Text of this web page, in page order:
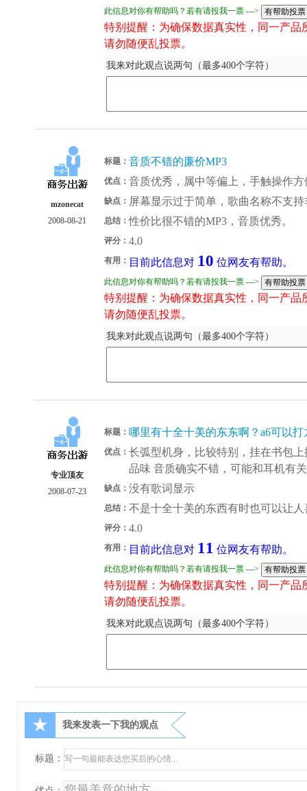
此信息对你有帮助吗？若有请投我一票 --->
特别提醒：为确保数据真实性，同一产
请勿随便乱投票。
我来对此观点说两句（最多400个字符）
mzonecat
2008-08-21
标题： 音质不错的廉价MP3
优点： 音质优秀，属中等偏上，手触操作
缺点： 屏幕显示过于简单，歌曲名称不支
总结：性价比很不错的MP3，音质优秀。
评分： 4.0
有用： 目前此信息对 10 位网友有帮助。
此信息对你有帮助吗？若有请投我一票 --->
特别提醒：为确保数据真实性，同一产
请勿随便乱投票。
我来对此观点说两句（最多400个字符）
专业顶友
2008-07-23
标题： 哪里有十全十美的东东啊？a6可以打
优点： 长弧型机身，比较特别，挂在书包
品味 音质确实不错，可能和耳机有
缺点： 没有歌词显示
总结： 不是十全十美的东西有时也可以让人
评分： 4.0
有用： 目前此信息对 11 位网友有帮助。
此信息对你有帮助吗？若有请投我一票 --->
特别提醒：为确保数据真实性，同一产
请勿随便乱投票。
我来对此观点说两句（最多400个字符）
★ 我来发表一下我的观点
标题：